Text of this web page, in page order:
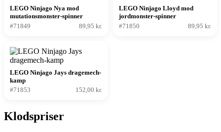
LEGO Ninjago Nya mod
mutationsmonster-spinner
#71849
89,95 kr.
LEGO Ninjago Lloyd mod
jordmonster-spinner
#71850
89,95 kr.
LEGO Ninjago Jays dragemech-
kamp
#71853
152,00 kr.
Klodspriser